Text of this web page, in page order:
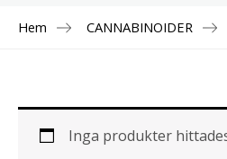
Hem CANNABINOIDER
Inga produkter